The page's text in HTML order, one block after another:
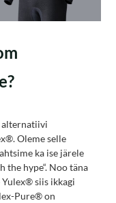
alternatiivi
Oleme selle
ka ise järele
the hype“. Noo täna
Yulex® siis ikkagi
Pure® on